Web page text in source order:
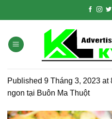
Published 9 Tháng 3, 2023 at
ngon tại Buôn Ma Thuột